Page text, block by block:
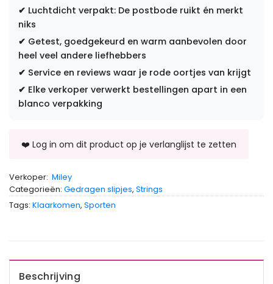
✔ Luchtdicht verpakt: De postbode ruikt én merkt
niks
✔ Getest, goedgekeurd en warm aanbevolen door
heel veel andere liefhebbers
✔ Service en reviews waar je rode oortjes van krijgt
✔ Elke verkoper verwerkt bestellingen apart in een
blanco verpakking
Verkoper: Miley
Categorieën: Gedragen slipjes, Strings
Tags: Klaarkomen, Sporten
Beschrijving